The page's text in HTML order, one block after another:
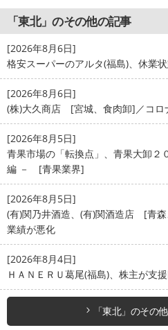
「東北」のその他の記事
[2026年8月6日]
格安スーパーのアルタ(福島)、休業
[2026年8月6日]
(株)大久商店 [宮城、食肉卸]／コロ
[2026年8月5日]
青果市場の「転換点」、青果大卸
編 － [青果業界]
[2026年8月5日]
(有)関乃井酒造、(有)関酒造店 [青
業績が悪化
[2026年8月4日]
ＨＡＮＥＲＵ葛尾(福島)、株主が
「東北」のその